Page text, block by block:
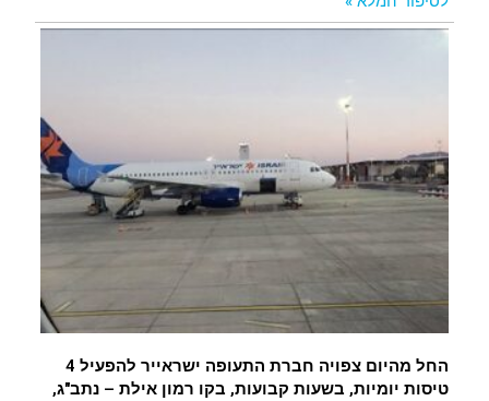
החל מהיום צפויה חברת התעופה ישראייר להפעיל 4
טיסות יומיות, בשעות קבועות, בקו רמון אילת – נתב"ג,